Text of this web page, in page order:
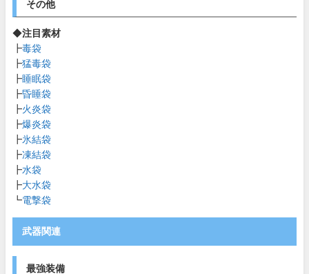
その他
◆注目素材
┣毒袋
┣猛毒袋
┣睡眠袋
┣昏睡袋
┣火炎袋
┣爆炎袋
┣氷結袋
┣凍結袋
┣水袋
┣大水袋
┗電撃袋
武器関連
最強装備